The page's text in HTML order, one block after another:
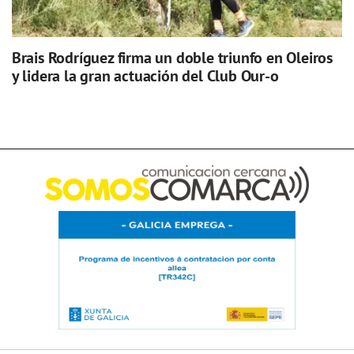
Brais Rodríguez firma un doble triunfo en Oleiros
y lidera la gran actuación del Club Our-o